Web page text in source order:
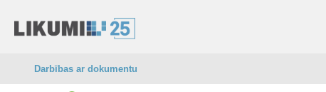
Darbības ar dokumentu